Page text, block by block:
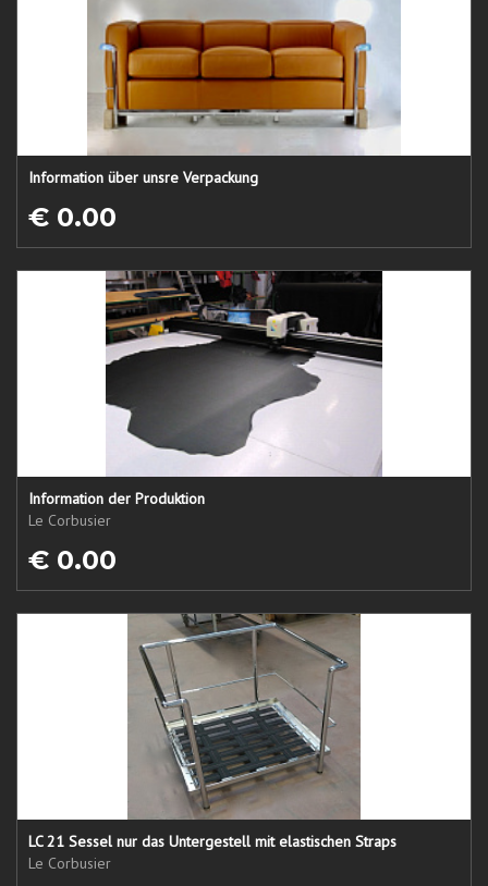
Information über unsre Verpackung
€ 0.00
Information der Produktion
Le Corbusier
€ 0.00
LC 21 Sessel nur das Untergestell mit elastischen Straps
Le Corbusier